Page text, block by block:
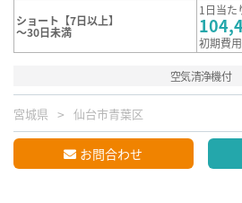
ショート【7日以上】
～30日未満
1日当た
初期費
空気清浄機付
宮城県 仙台市青葉区
お問合わせ